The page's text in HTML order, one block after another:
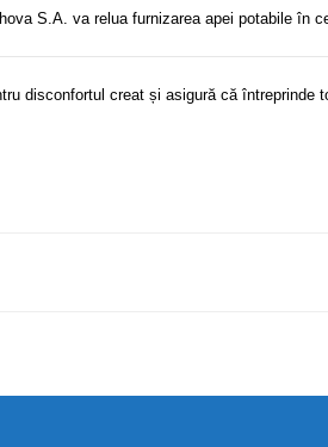
S.A. va relua furnizarea apei potabile în
disconfortul creat și asigură că întreprinde